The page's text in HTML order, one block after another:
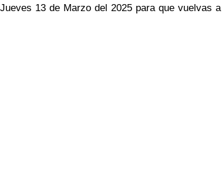
13 de Marzo del 2025 para que vuelvas a